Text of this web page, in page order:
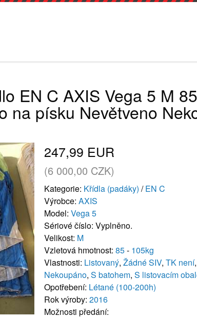
EN C AXIS Vega 5 M
na písku Nevětveno
247,99 EUR
(6 000,00 CZK)
Kategorie: Křídla (padáky) /EN C
Výrobce: AXIS
Model: Vega 5
Sériové číslo: Vyplněno.
Velikost: M
Vzletová hmotnost: 85- 105kg
Vlastnosti: Listovaný, Žádné SIV, TK není,
Nekoupáno, S batohem, S listovacím
Opotřebení: Létané (100-200h)
Rok výroby: 2016
Možnosti předání: